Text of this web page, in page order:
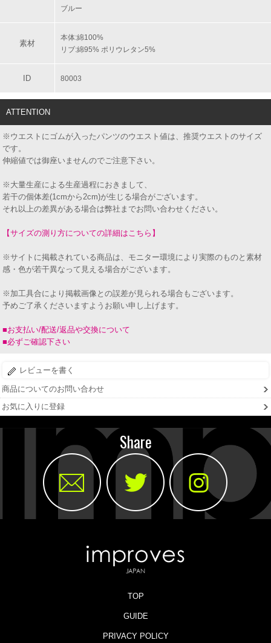
ブルー
素材
本体:綿100%
リブ:綿95% ポリウレタン5%
ID 80003
ATTENTION
※ウエストにゴムが入ったパンツのウエスト値は、推奨ウエストのサイズ
です。
伸縮値では御座いませんのでご注意下さい。
※大量生産による生産過程におきまして、
若干の個体差(1cmから2cm)が生じる場合がございます。
それ以上の差異がある場合は弊社までお問い合わせください。
【サイズの測り方についての詳細はこちら】
※サイトに掲載されている商品は、モニター環境により実際のものと素材
感・色が若干異なって見える場合がございます。
※加工具合により掲載画像との誤差が見られる場合もございます。
予めご了承くださいますようお願い申し上げます。
■お支払い/配送/返品や交換について
■必ずご確認下さい
レビューを書く
商品についてのお問い合わせ
お気に入りに登録
Share
TOP
GUIDE
PRIVACY POLICY